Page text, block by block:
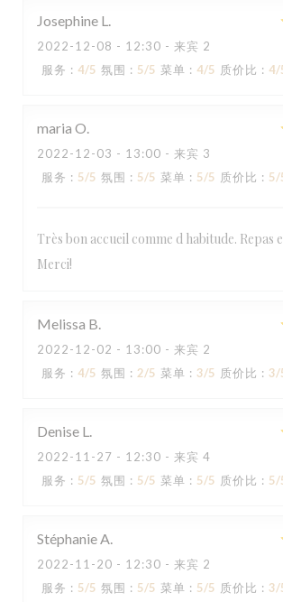
Josephine L
2022-12-08 - 12:30 - 来宾 2
服务 : 4/5 氛围 : 5/5 菜单 : 4/5 质价比 : 4/
maria O
2022-12-03 - 13:00 - 来宾 3
服务 : 5/5 氛围 : 5/5 菜单 : 5/5 质价比 : 5/
Très bon accueil comme d habitude. Repas
Merci!
Melissa B
2022-12-02 - 13:00 - 来宾 2
服务 : 4/5 氛围 : 2/5 菜单 : 3/5 质价比 : 3/
Denise L
2022-11-27 - 12:30 - 来宾 4
服务 : 5/5 氛围 : 5/5 菜单 : 5/5 质价比 : 5/
StéphanieA
2022-11-20 - 12:30 - 来宾 2
服务 : 5/5 氛围 : 5/5 菜单 : 5/5 质价比 : 3/